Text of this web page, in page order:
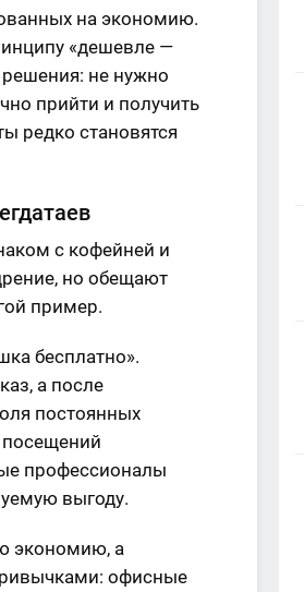
на экономию.
«дешевле —
решения: не нужно
прийти и получить
редко становятся
с кофейней и
но обещают
пример.
бесплатно».
а после
постоянных
посещений
профессионалы
выгоду.
экономию, а
офисные